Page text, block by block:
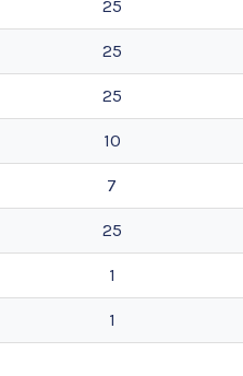
25
25
25
10
7
25
1
1